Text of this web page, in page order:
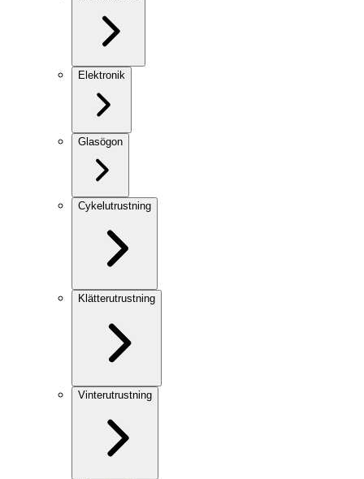
Elektronik
Glasögon
Cykelutrustning
Klätterutrustning
Vinterutrustning